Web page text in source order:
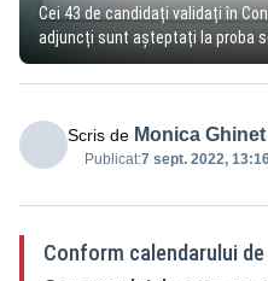
Cei 43 de candidați validați în
adjuncți sunt așteptați la proba
Scris de Monica Ghinet
Publicat:7 sept. 2022,
Conform calendarului